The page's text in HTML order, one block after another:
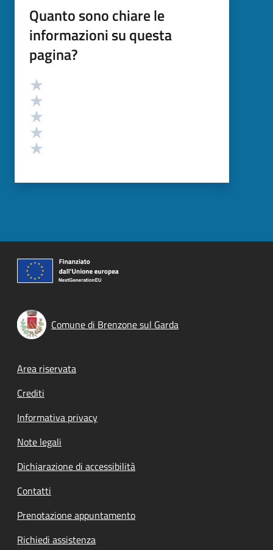
Quanto sono chiare le
informazioni su questa
pagina?
Valutazione
Comune di Brenzone sul Garda
Footer menu
Area riservata
Crediti
Informativa privacy
Note legali
Dichiarazione di accessibilità
Contatti
Prenotazione appuntamento
Richiedi assistenza